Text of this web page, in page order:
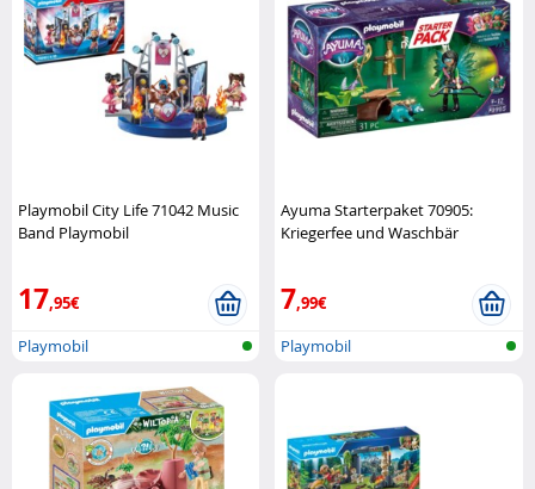
Playmobil City Life 71042 Music
Band Playmobil
17,95€
Playmobil
Ayuma Starterpaket 70905:
Kriegerfee und Waschbär
7,99€
Playmobil